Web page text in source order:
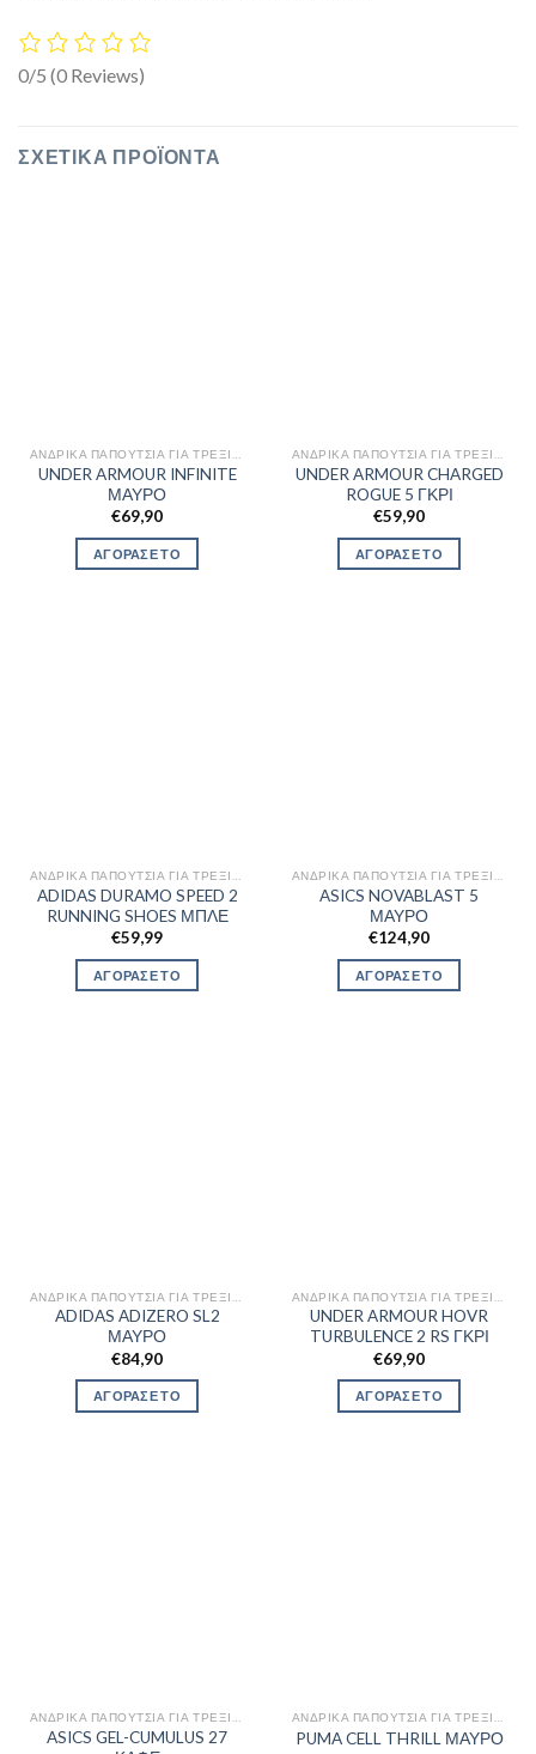
0/5 (0 Reviews)
ΣΧΕΤΙΚΆ ΠΡΟΪΌΝΤΑ
UNDER ARMOUR INFINITE
ΜΑΥΡΟ
€69,90
ΑΓΟΡΑΣΕ ΤΟ
UNDER ARMOUR CHARGED
ROGUE 5 ΓΚΡΙ
€59,90
ΑΓΟΡΑΣΕ ΤΟ
ADIDAS DURAMO SPEED 2
RUNNING SHOES ΜΠΛΕ
€59,99
ΑΓΟΡΑΣΕ ΤΟ
ASICS NOVABLAST 5
ΜΑΥΡΟ
€124,90
ΑΓΟΡΑΣΕ ΤΟ
ADIDAS ADIZERO SL2
ΜΑΥΡΟ
€84,90
ΑΓΟΡΑΣΕ ΤΟ
UNDER ARMOUR HOVR
TURBULENCE 2 RS ΓΚΡΙ
€69,90
ΑΓΟΡΑΣΕ ΤΟ
ASICS GEL-CUMULUS 27
PUMA CELL THRILL ΜΑΥΡΟ